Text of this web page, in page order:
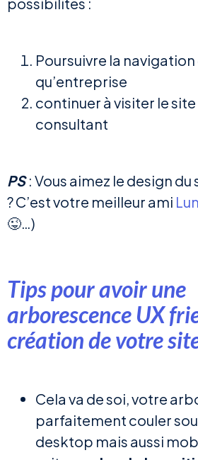
Poursuivre la
qu’entreprise
continuer à visiter le
consultant
PS: Vous aimez le design
? C’est votre meilleur ami
😜…)
Tips pour avoir une
arborescence UX
création de votre
Cela va de soi, votre
parfaitement couler
desktop mais aussi